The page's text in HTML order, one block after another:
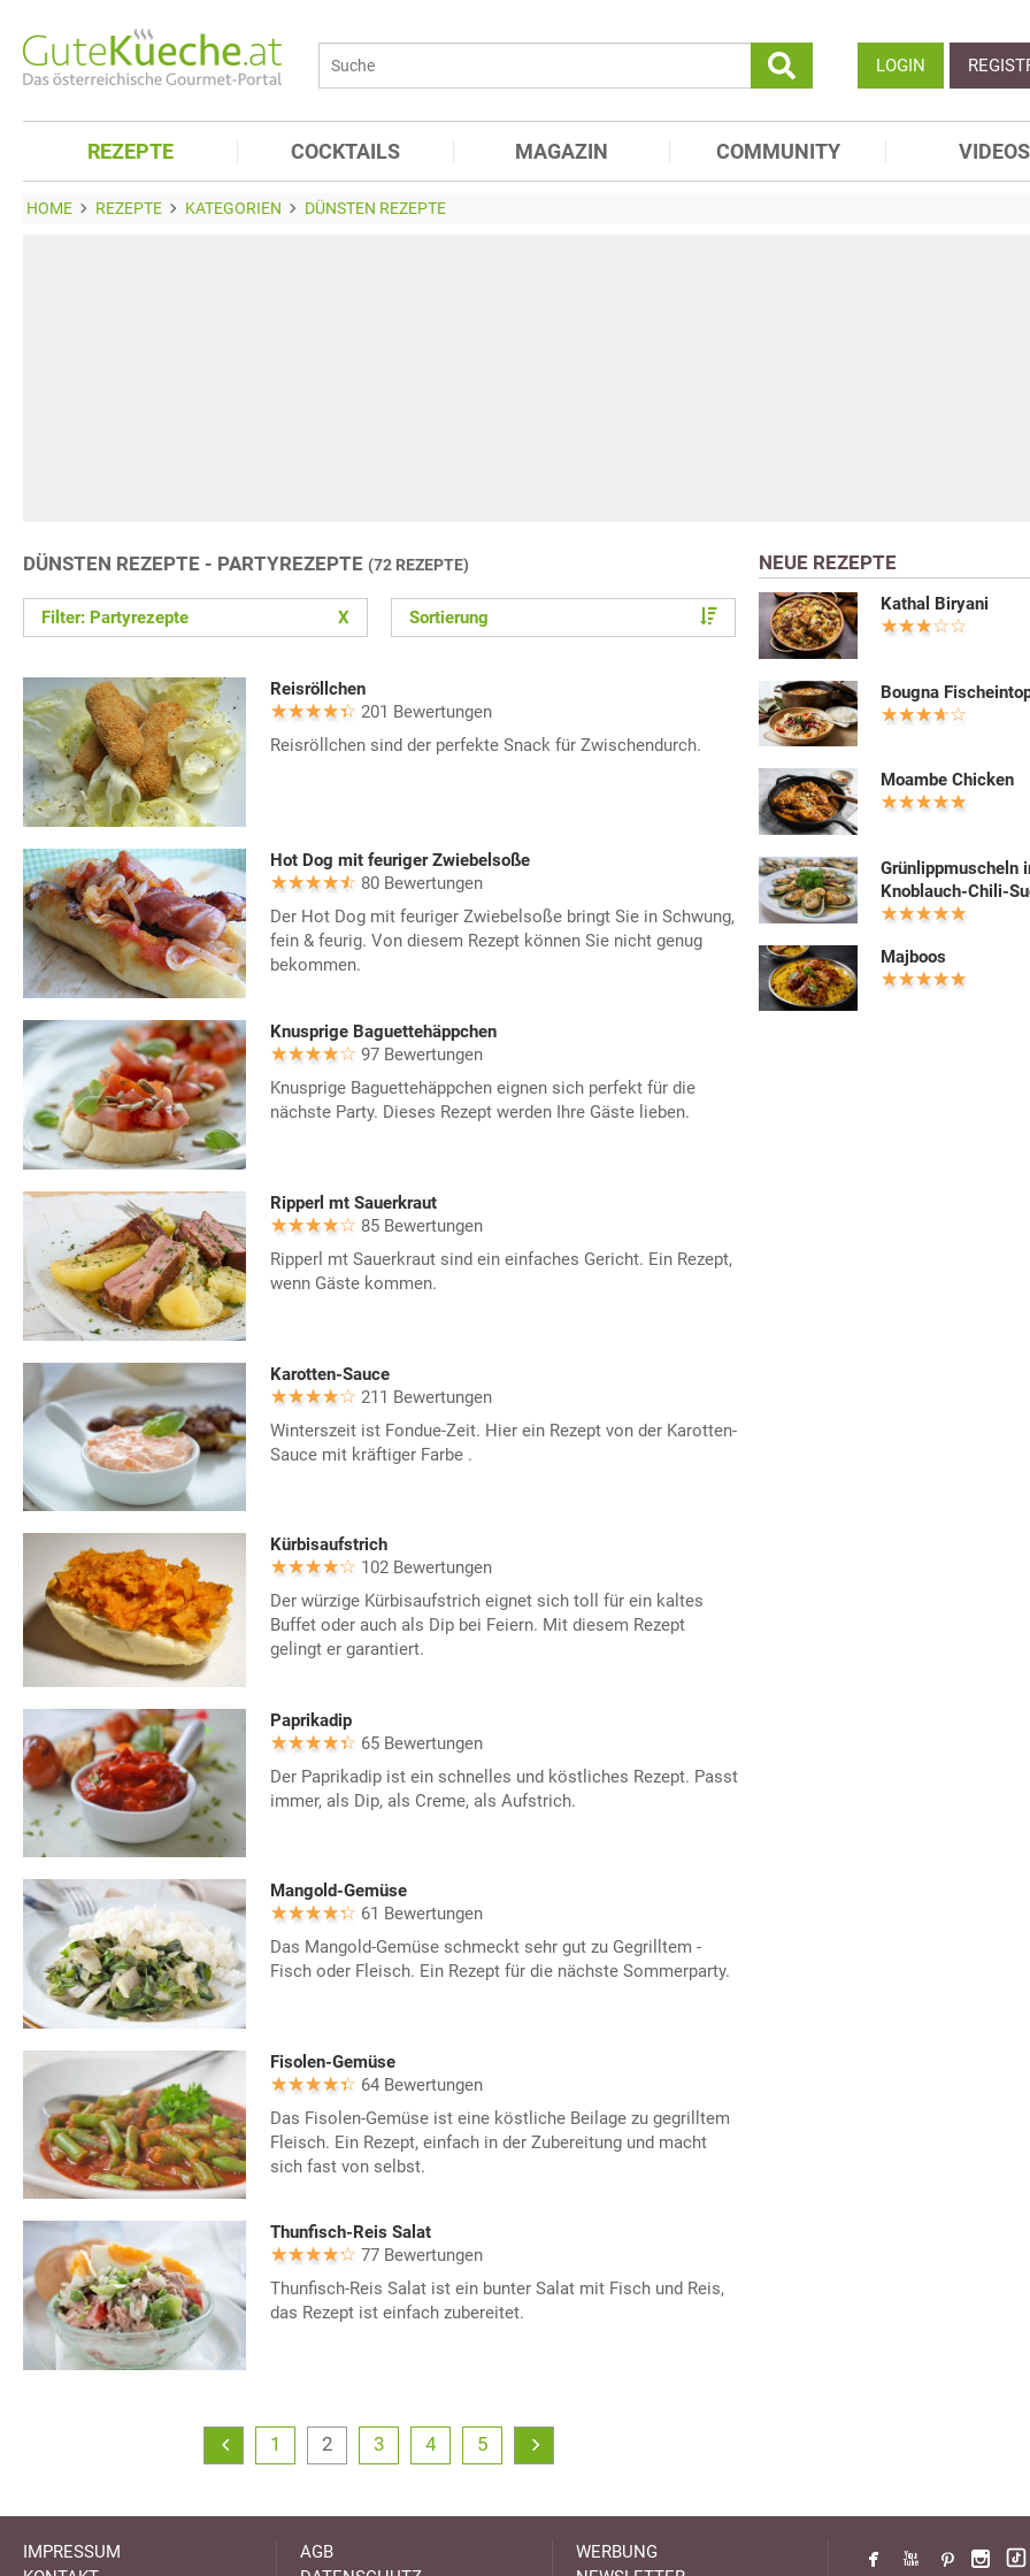
LOGIN
REZEPTE COCKTAILS MAGAZIN COMMUNITY VIDEOS
HOME REZEPTE KATEGORIEN DÜNSTEN REZEPTE
DÜNSTEN REZEPTE - PARTYREZEPTE (72 REZEPTE)
Filter: Partyrezepte X Sortierung
Reisröllchen
201 Bewertungen
Reisröllchen sind der perfekte Snack für Zwischendurch.
Hot Dog mit feuriger Zwiebelsoße
80 Bewertungen
Der Hot Dog mit feuriger Zwiebelsoße bringt Sie in Schwung,
fein & feurig. Von diesem Rezept können Sie nicht genug
bekommen.
Knusprige Baguettehäppchen
97 Bewertungen
Knusprige Baguettehäppchen eignen sich perfekt für die
nächste Party. Dieses Rezept werden Ihre Gäste lieben.
Ripperl mt Sauerkraut
85 Bewertungen
Ripperl mt Sauerkraut sind ein einfaches Gericht. Ein Rezept,
wenn Gäste kommen.
Karotten-Sauce
211 Bewertungen
Winterszeit ist Fondue-Zeit. Hier ein Rezept von der Karotten-
Sauce mit kräftiger Farbe .
Kürbisaufstrich
102 Bewertungen
Der würzige Kürbisaufstrich eignet sich toll für ein kaltes
Buffet oder auch als Dip bei Feiern. Mit diesem Rezept
gelingt er garantiert.
Paprikadip
65 Bewertungen
Der Paprikadip ist ein schnelles und köstliches Rezept. Passt
immer, als Dip, als Creme, als Aufstrich.
Mangold-Gemüse
61 Bewertungen
Das Mangold-Gemüse schmeckt sehr gut zu Gegrilltem -
Fisch oder Fleisch. Ein Rezept für die nächste Sommerparty.
Fisolen-Gemüse
64 Bewertungen
Das Fisolen-Gemüse ist eine köstliche Beilage zu gegrilltem
Fleisch. Ein Rezept, einfach in der Zubereitung und macht
sich fast von selbst.
Thunfisch-Reis Salat
77 Bewertungen
Thunfisch-Reis Salat ist ein bunter Salat mit Fisch und Reis,
das Rezept ist einfach zubereitet.
1 2 3 4 5
NEUE REZEPTE
Kathal Biryani
Bougna
Moambe Chicken
Grünlippmuscheln
Knoblauch-Chili-
Majboos
IMPRESSUM
AGB
WERBUNG